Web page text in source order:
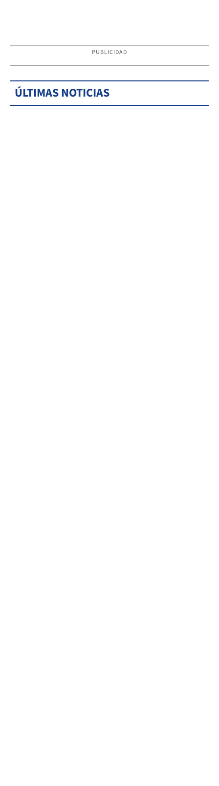
PUBLICIDAD
ÚLTIMAS NOTICIAS